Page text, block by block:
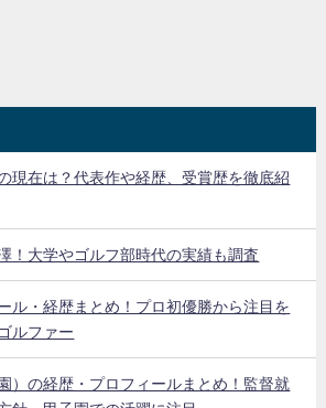
現在は？代表作や経歴、受賞歴を徹底紹
！大学やゴルフ部時代の実績も調査
ル・経歴まとめ！プロ初優勝から注目を
ルファー
）の経歴・プロフィールまとめ！監督就